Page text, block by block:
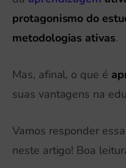
protagonismo do
metodologias ativas.
Mas, afinal, o que é
suas vantagens na
Vamos responder
neste artigo! Boa